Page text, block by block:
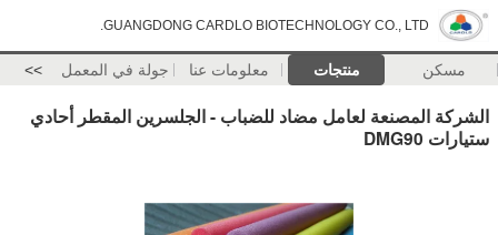
GUANGDONG CARDLO BIOTECHNOLOGY CO., LTD.
مسكن منتجات معلومات عنا جولة في المعمل >>
الشركة المصنعة لعامل مضاد للضباب - الجلسرين المقطر أحادي
ستيارات DMG90